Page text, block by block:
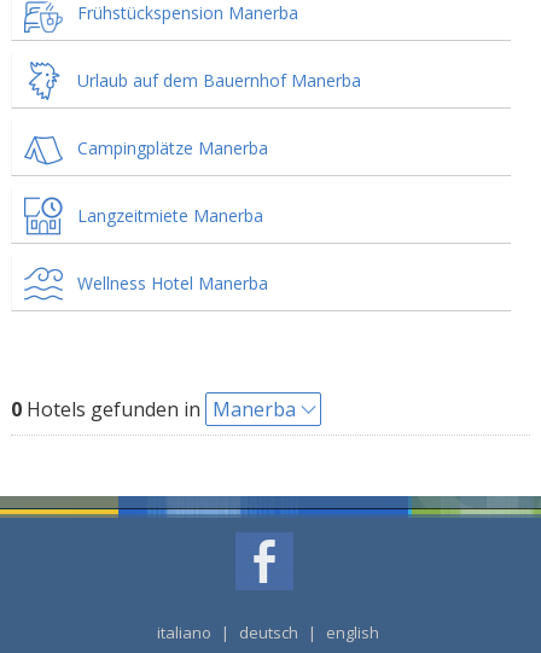
Frühstückspension Manerba
Urlaub auf dem Bauernhof Manerba
Campingplätze Manerba
Langzeitmiete Manerba
Wellness Hotel Manerba
0Hotels gefunden in Manerba
italiano | deutsch | english